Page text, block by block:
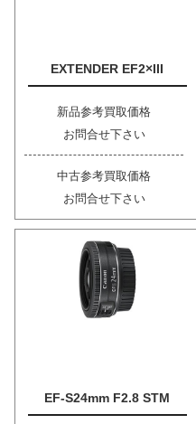
EXTENDER EF2×III
新品参考買取価格
お問合せ下さい
中古参考買取価格
お問合せ下さい
EF-S24mm F2.8 STM